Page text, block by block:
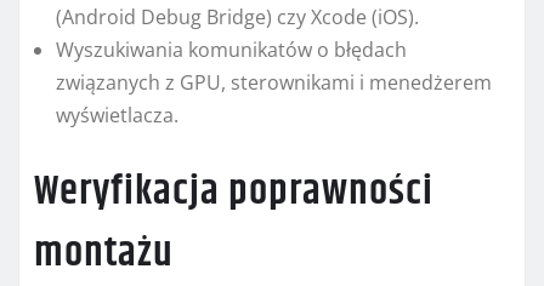
(Android Debug Bridge) czy Xcode (iOS).
Wyszukiwania komunikatów o błędach
związanych z GPU, sterownikami i menedżerem
wyświetlacza.
Weryfikacja poprawności
montażu